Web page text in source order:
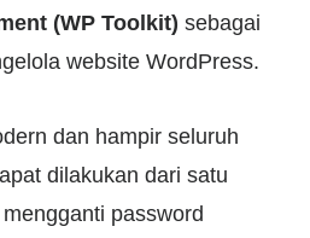
(WP Toolkit) sebagai
website WordPress.
dan hampir seluruh
dilakukan dari satu
password